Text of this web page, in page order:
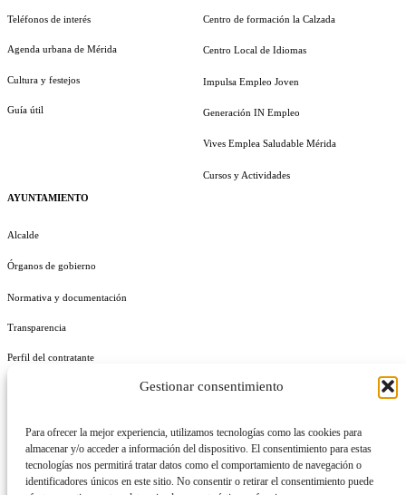
Gestionar consentimiento
Para ofrecer la mejor experiencia, utilizamos tecnologías como las cookies para
almacenar y/o acceder a información del dispositivo. El consentimiento para estas
tecnologías nos permitirá tratar datos como el comportamiento de navegación o
identificadores únicos en este sitio. No consentir o retirar el consentimiento puede
Teléfonos de interés
Agenda urbana de Mérida
Cultura y festejos
Guía útil
AYUNTAMIENTO
Alcalde
Órganos de gobierno
Normativa y documentación
Transparencia
Perfil del contratante
Centro de formación la Calzada
Centro Local de Idiomas
Impulsa Empleo Joven
Generación IN Empleo
Vives Emplea Saludable Mérida
Cursos y Actividades